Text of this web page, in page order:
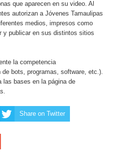
que aparecen en su video. Al
autorizan a Jóvenes Tamaulipas
medios, impresos como
y publicar en sus distintos sitios
la competencia
bots, programas, software, etc.).
las bases en la página de
Share on Twitter